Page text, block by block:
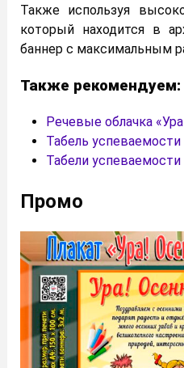
Также используя
который находится в
баннер с максимальным
Также рекомендуем:
Речевые облачка
Табель
Табели
Промо